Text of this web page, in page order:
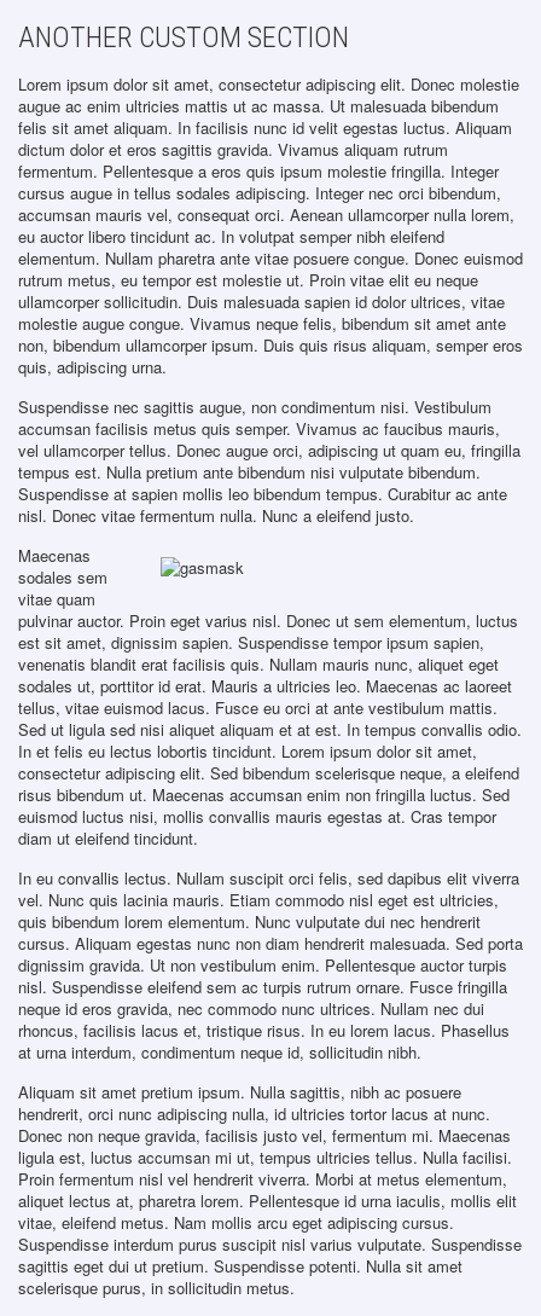
ANOTHER CUSTOM SECTION
Lorem ipsum dolor sit amet, consectetur adipiscing elit. Donec molestie
augue ac enim ultricies mattis ut ac massa. Ut malesuada bibendum
felis sit amet aliquam. In facilisis nunc id velit egestas luctus. Aliquam
dictum dolor et eros sagittis gravida. Vivamus aliquam rutrum
fermentum. Pellentesque a eros quis ipsum molestie fringilla. Integer
cursus augue in tellus sodales adipiscing. Integer nec orci bibendum,
accumsan mauris vel, consequat orci. Aenean ullamcorper nulla lorem,
eu auctor libero tincidunt ac. In volutpat semper nibh eleifend
elementum. Nullam pharetra ante vitae posuere congue. Donec euismod
rutrum metus, eu tempor est molestie ut. Proin vitae elit eu neque
ullamcorper sollicitudin. Duis malesuada sapien id dolor ultrices, vitae
molestie augue congue. Vivamus neque felis, bibendum sit amet ante
non, bibendum ullamcorper ipsum. Duis quis risus aliquam, semper eros
quis, adipiscing urna.
Suspendisse nec sagittis augue, non condimentum nisi. Vestibulum
accumsan facilisis metus quis semper. Vivamus ac faucibus mauris,
vel ullamcorper tellus. Donec augue orci, adipiscing ut quam eu, fringilla
tempus est. Nulla pretium ante bibendum nisi vulputate bibendum.
Suspendisse at sapien mollis leo bibendum tempus. Curabitur ac ante
nisl. Donec vitae fermentum nulla. Nunc a eleifend justo.
Maecenas
sodales sem
vitae quam
pulvinar auctor. Proin eget varius nisl. Donec ut sem elementum, luctus
est sit amet, dignissim sapien. Suspendisse tempor ipsum sapien,
venenatis blandit erat facilisis quis. Nullam mauris nunc, aliquet eget
sodales ut, porttitor id erat. Mauris a ultricies leo. Maecenas ac laoreet
tellus, vitae euismod lacus. Fusce eu orci at ante vestibulum mattis.
Sed ut ligula sed nisi aliquet aliquam et at est. In tempus convallis odio.
In et felis eu lectus lobortis tincidunt. Lorem ipsum dolor sit amet,
consectetur adipiscing elit. Sed bibendum scelerisque neque, a eleifend
risus bibendum ut. Maecenas accumsan enim non fringilla luctus. Sed
euismod luctus nisi, mollis convallis mauris egestas at. Cras tempor
diam ut eleifend tincidunt.
In eu convallis lectus. Nullam suscipit orci felis, sed dapibus elit viverra
vel. Nunc quis lacinia mauris. Etiam commodo nisl eget est ultricies,
quis bibendum lorem elementum. Nunc vulputate dui nec hendrerit
cursus. Aliquam egestas nunc non diam hendrerit malesuada. Sed porta
dignissim gravida. Ut non vestibulum enim. Pellentesque auctor turpis
nisl. Suspendisse eleifend sem ac turpis rutrum ornare. Fusce fringilla
neque id eros gravida, nec commodo nunc ultrices. Nullam nec dui
rhoncus, facilisis lacus et, tristique risus. In eu lorem lacus. Phasellus
at urna interdum, condimentum neque id, sollicitudin nibh.
Aliquam sit amet pretium ipsum. Nulla sagittis, nibh ac posuere
hendrerit, orci nunc adipiscing nulla, id ultricies tortor lacus at nunc.
Donec non neque gravida, facilisis justo vel, fermentum mi. Maecenas
ligula est, luctus accumsan mi ut, tempus ultricies tellus. Nulla facilisi.
Proin fermentum nisl vel hendrerit viverra. Morbi at metus elementum,
aliquet lectus at, pharetra lorem. Pellentesque id urna iaculis, mollis elit
vitae, eleifend metus. Nam mollis arcu eget adipiscing cursus.
Suspendisse interdum purus suscipit nisl varius vulputate. Suspendisse
sagittis eget dui ut pretium. Suspendisse potenti. Nulla sit amet
scelerisque purus, in sollicitudin metus.